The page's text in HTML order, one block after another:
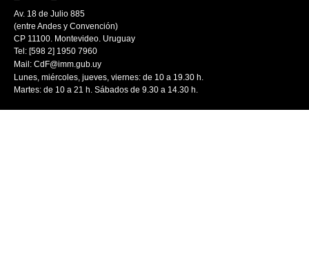
Av. 18 de Julio 885
(entre Andes y Convención)
CP 11100. Montevideo. Uruguay
Tel: [598 2] 1950 7960
Mail: CdF@imm.gub.uy
Lunes, miércoles, jueves, viernes: de 10 a 19.30 h.
Martes: de 10 a 21 h. Sábados de 9.30 a 14.30 h.